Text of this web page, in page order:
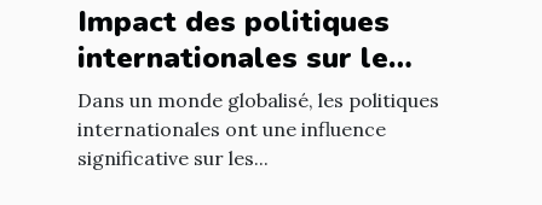
Impact des politiques
internationales sur le
marché immobilier
français
Dans un monde globalisé, les politiques
internationales ont une influence
significative sur les...